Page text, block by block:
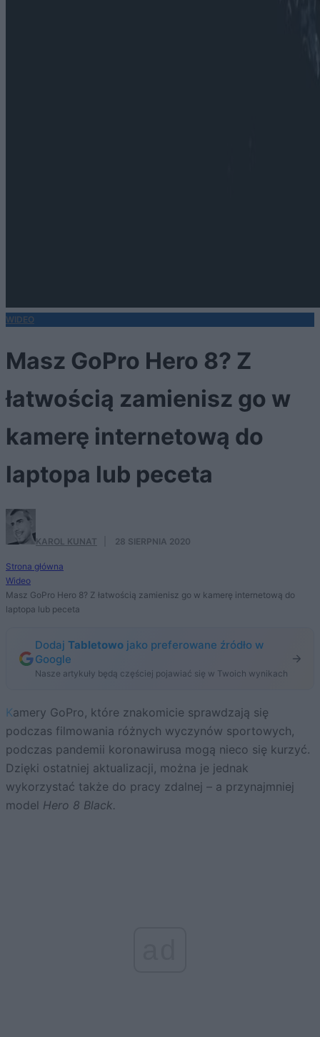
WIDEO
Masz GoPro Hero 8? Z
łatwością zamienisz go w
kamerę internetową do
laptopa lub peceta
KAROL KUNAT 28 SIERPNIA 2020
Strona główna
Wideo
Masz GoPro Hero 8? Z łatwością zamienisz go w kamerę internetową do
laptopa lub peceta
Dodaj Tabletowo jako preferowane źródło w
Google
Nasze artykuły będą częściej pojawiać się w Twoich wynikach
Kamery GoPro, które znakomicie sprawdzają się
podczas filmowania różnych wyczynów sportowych,
podczas pandemii koronawirusa mogą nieco się kurzyć.
Dzięki ostatniej aktualizacji, można je jednak
wykorzystać także do pracy zdalnej – a przynajmniej
model Hero 8 Black.